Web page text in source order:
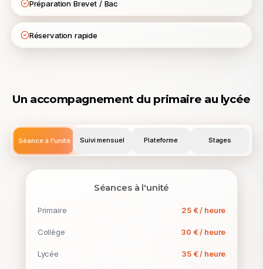
Préparation Brevet / Bac
Réservation rapide
Un accompagnement du primaire au lycée
Séance à l'unité Suivi mensuel Plateforme Stages
Séances à l'unité
Primaire 25 € / heure
Collège 30 € / heure
Lycée 35 € / heure